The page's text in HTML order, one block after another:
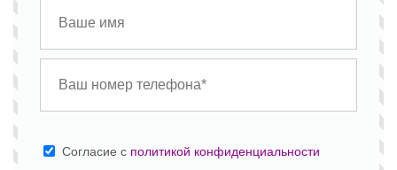
Cогласие с политикой конфиденциальности